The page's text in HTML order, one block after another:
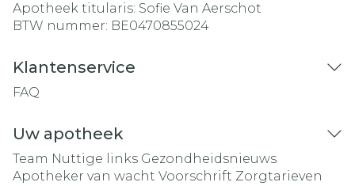
Apotheek titularis: Sofie Van Aerschot
BTW nummer: BE0470855024
Klantenservice
FAQ
Uw apotheek
Team Nuttige links Gezondheidsnieuws
Apotheker van wacht Voorschrift Zorgtarieven